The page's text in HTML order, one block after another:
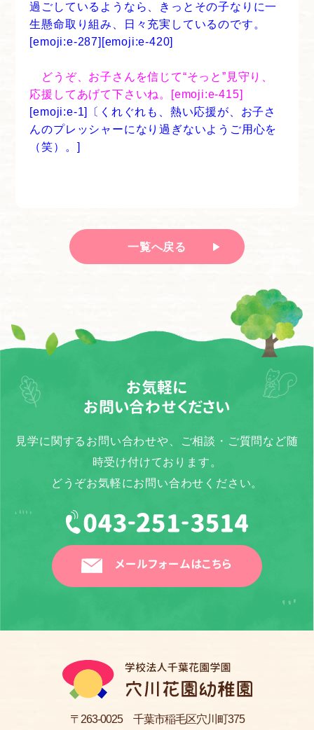
過ごしているようなら、きっとその子なりに一
生懸命取り組み、日々充実しているのです。
[emoji:e-287][emoji:e-420]
どうぞ、お子さんを信じて“そっと”見守り、
応援してあげて下さいね。[emoji:e-415]
[emoji:e-1]〔くれぐれも、熱い応援が、お子さ
んのプレッシャーになり過ぎないようご用心を
（笑）。]
一覧へ戻る
お気軽に
お問い合わせください
見学に関するお問い合わせや、ご相談・ご質問など随
時受け付けております。
どうぞお気軽にお問い合わせください。
メールフォームはこちら
〒263-0025 千葉市稲毛区穴川町375